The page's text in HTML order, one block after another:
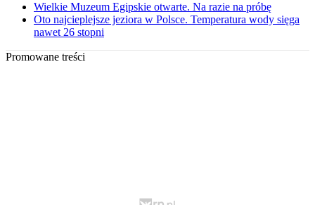
Wielkie Muzeum Egipskie otwarte. Na razie na próbę
Oto najcieplejsze jeziora w Polsce. Temperatura wody sięga
nawet 26 stopni
Promowane treści